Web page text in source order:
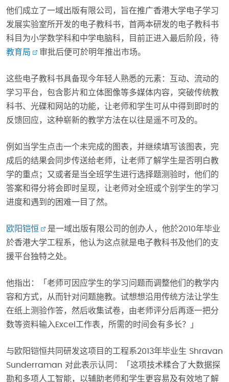
他们成立了一域出版有限公司，旨在推广香港大学电子学习
发展实验室所开发的电子教科书，首两本研发的电子教科书
科目为小学数学科和中学电脑科，目前正进入最后阶段，待
教育局
审批后便可於明年推出市场。
这些电子教科书具备现今年轻人熟悉的元素：互动、流动的
学习平台，包含影片和立体图像等多媒体内容，突破传统教
科书、光碟和网站的功能，让老师和学生可从中得到即时的
反馈回应，这种崭新的教学方法在以往是遥不可及的。
例如当学生点击一个未完成的图表，并继续填写该图表，完
成后的结果会同步传送给老师，让老师了解学生是否明白教
学的重点；又或者是当全班学生进行选择题测验时，他们的
答案和得分将会即时呈现，让老师对全班或个别学生的学习
进度和遇到的困难一目了然。
欧阳铠恒
是一域出版有限公司的创办人，他於2010年毕业
於香港大学工程系，他认为这点就是电子教科书及他们的支
援平台独特之处。
他指出：「老师可因应学生的学习问题而调整他们的教学内
容和方式，从而针对问题施教。试想想沿用传统方法让学生
在纸上测验作答，然后收集试卷，由老师评分后再逐一把分
数等资料输入Excel工作表，所需的时间会有多长？」
与欧阳铠恒共同研发这项目的工程系2013年毕业生 Shravan
Sunderraman 对此表示认同：「这项技术糅合了大数据探
勘和多项人工智能，以辅助老师和学生更容易及有效地了解